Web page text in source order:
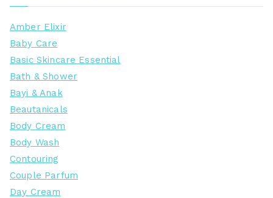
Amber Elixir
Baby Care
Basic Skincare Essential
Bath & Shower
Bayi & Anak
Beautanicals
Body Cream
Body Wash
Contouring
Couple Parfum
Day Cream